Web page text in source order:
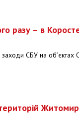
разу – в
заходи СБУ на об’єктах